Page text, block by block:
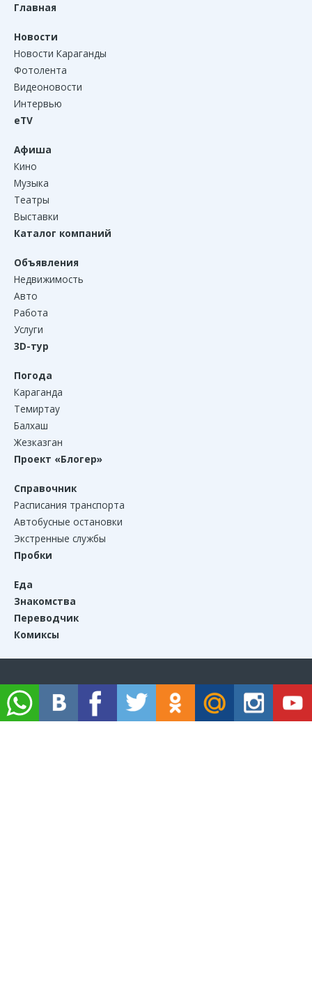
Главная
Новости
Новости Караганды
Фотолента
Видеоновости
Интервью
eTV
Афиша
Кино
Музыка
Театры
Выставки
Каталог компаний
Объявления
Недвижимость
Авто
Работа
Услуги
3D-тур
Погода
Караганда
Темиртау
Балхаш
Жезказган
Проект «Блогер»
Справочник
Расписания транспорта
Автобусные остановки
Экстренные службы
Пробки
Еда
Знакомства
Переводчик
Комиксы